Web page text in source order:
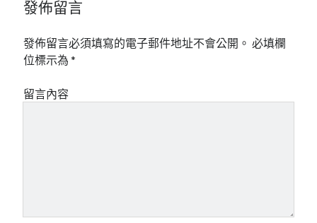
發佈留言
發佈留言必須填寫的電子郵件地址不會公開。 必填欄
位標示為*
留言內容